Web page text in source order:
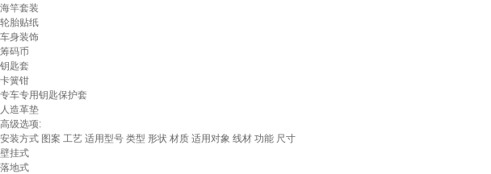
海竿套装
轮胎贴纸
车身装饰
筹码币
钥匙套
卡簧钳
专车专用钥匙保护套
人造革垫
高级选项:
安装方式 图案 工艺 适用型号 类型 形状 材质 适用对象 线材 功能 尺寸
壁挂式
落地式